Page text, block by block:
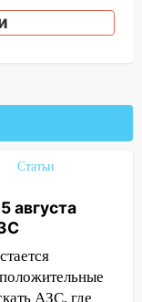
авто
дом
в
десять
Статьи
августа
АЗС, где